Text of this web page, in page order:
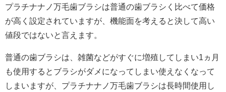
プラチナナノ万毛歯ブラシは普通の歯ブラシく比べて価格
が高く設定されていますが、機能面を考えると決して高い
値段ではないと言えます。
普通の歯ブラシは、雑菌などがすぐに増殖してしまい1ヵ月
も使用するとブラシがダメになってしまい使えなくなって
しまいますが、プラチナナノ万毛歯ブラシは長時間使用し